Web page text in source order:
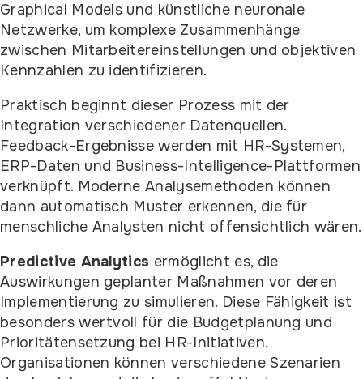
Graphical Models und künstliche neuronale
Netzwerke, um komplexe Zusammenhänge
zwischen Mitarbeitereinstellungen und objektiven
Kennzahlen zu identifizieren.
Praktisch beginnt dieser Prozess mit der
Integration verschiedener Datenquellen.
Feedback-Ergebnisse werden mit HR-Systemen,
ERP-Daten und Business-Intelligence-Plattformen
verknüpft. Moderne Analysemethoden können
dann automatisch Muster erkennen, die für
menschliche Analysten nicht offensichtlich wären.
Predictive Analytics ermöglicht es, die
Auswirkungen geplanter Maßnahmen vor deren
Implementierung zu simulieren. Diese Fähigkeit ist
besonders wertvoll für die Budgetplanung und
Prioritätensetzung bei HR-Initiativen.
Organisationen können verschiedene Szenarien